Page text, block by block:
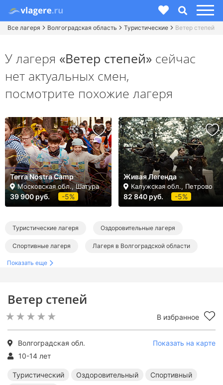
Все лагеря Волгоградская область Туристические Ветер степей
Ветер степей
В избранное
Волгоградская обл.
Показать на карте
10-14 лет
Туристический Оздоровительный
Спортивный
У лагеря «Ветер степей» сейчас
нет актуальных смен,
посмотрите похожие лагеря
Terra Nostra Camp
Московская обл., Шатура
39 900 руб. -5%
Живая Легенда
Калужская обл., Петрово
82 840 руб. -5%
Туристические лагеря Оздоровительные лагеря
Спортивные лагеря Лагеря в Волгоградской области
Показать еще